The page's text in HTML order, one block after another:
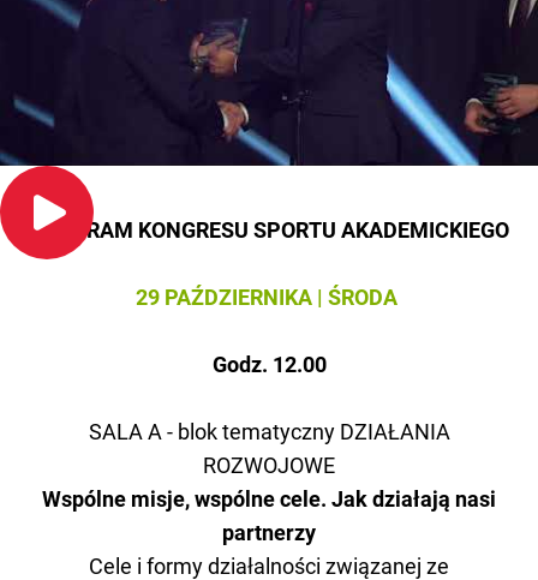
PROGRAM KONGRESU SPORTU AKADEMICKIEGO
29 PAŹDZIERNIKA | ŚRODA
Godz. 12.00
SALA A - blok tematyczny DZIAŁANIA
ROZWOJOWE
Wspólne misje, wspólne cele. Jak działają nasi
partnerzy
Cele i formy działalności związanej ze